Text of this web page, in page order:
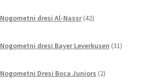
Nogometni dresi Al-Nassr 42izdelkov
Nogometni dresi Bayer Leverkusen 31izdelkov
Nogometni Dresi Boca Juniors 2izdelka